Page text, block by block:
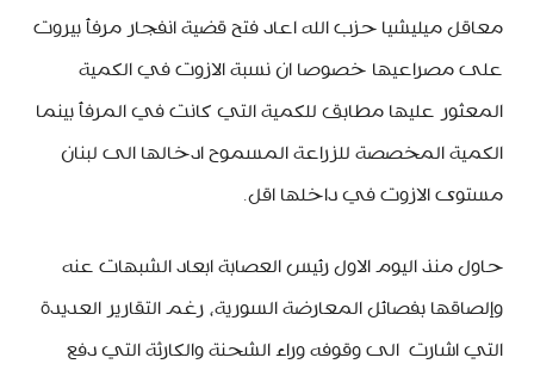
معاقل ميليشيا حزب الله اعاد فتح قضية انفجار مرفأ بيروت
على مصراعيها خصوصا ان نسبة الازوت في الكمية
المعثور عليها مطابق للكمية التي كانت في المرفأ بينما
الكمية المخصصة للزراعة المسموح ادخالها الى لبنان
مستوى الازوت في داخلها اقل.
حاول منذ اليوم الاول رئيس العصابة ابعاد الشبهات عنه
وإلصاقها بفصائل المعارضة السورية، رغم التقارير العديدة
التي اشارت الى وقوفه وراء الشحنة والكارثة التي دفع